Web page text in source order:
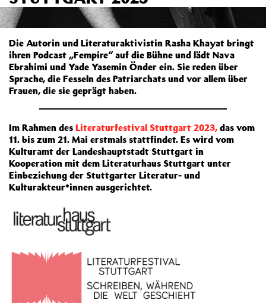
Die Autorin und Literaturaktivistin Rasha Khayat bringt
ihren Podcast „Fempire“ auf die Bühne und lädt Nava
Ebrahimi und Yade Yasemin Önder ein. Sie reden über
Sprache, die Fesseln des Patriarchats und vor allem über
Frauen, die sie geprägt haben.
Im Rahmen des Literaturfestival Stuttgart 2023, das vom
11. bis zum 21. Mai erstmals stattfindet. Es wird vom
Kulturamt der Landeshauptstadt Stuttgart in
Kooperation mit dem Literaturhaus Stuttgart unter
Einbeziehung der Stuttgarter Literatur‐ und
Kulturakteur*innen ausgerichtet.